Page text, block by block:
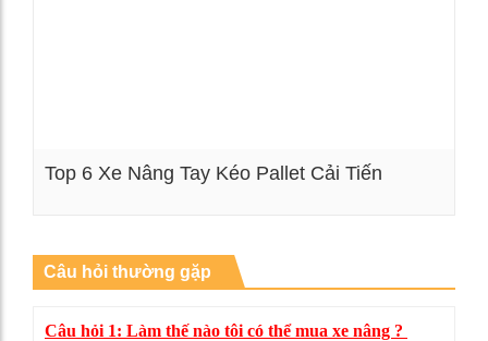
Top 6 Xe Nâng Tay Kéo Pallet Cải Tiến
Câu hỏi thường gặp
Câu hỏi 1: Làm thế nào tôi có thể mua xe nâng ?